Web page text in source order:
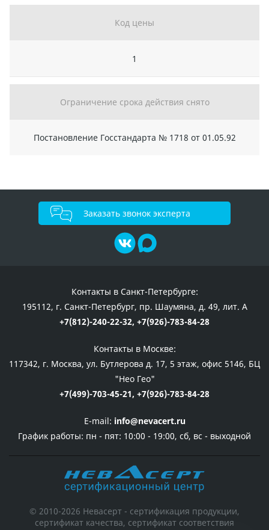
Код цены
1
Ограничение срока действия снято
Постановление Госстандарта № 1718 от 01.05.92
Заказать звонок эксперта
Контакты в Санкт-Петербурге:
195112, г. Санкт-Петербург, пр. Шаумяна, д. 49, лит. А
+7(812)-240-22-32, +7(926)-783-84-28
Контакты в Москве:
117342, г. Москва, ул. Бутлерова д. 17, 5 этаж, офис 5146, БЦ
"Нео Гео"
+7(499)-703-45-21, +7(926)-783-84-28
E-mail: info@nevacert.ru
График работы: пн - пят: 10:00 - 19:00, сб, вс - выходной
© 2010-2026 Невасерт - сертификация продукции,
сертификат качества, сертификат соответствия